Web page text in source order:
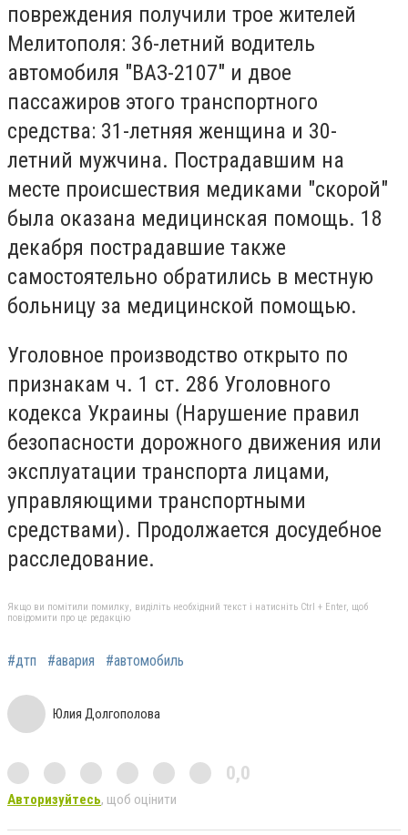
повреждения получили трое жителей
Мелитополя: 36-летний водитель
автомобиля "ВАЗ-2107" и двое
пассажиров этого транспортного
средства: 31-летняя женщина и 30-
летний мужчина. Пострадавшим на
месте происшествия медиками "скорой"
была оказана медицинская помощь. 18
декабря пострадавшие также
самостоятельно обратились в местную
больницу за медицинской помощью.
Уголовное производство открыто по
признакам ч. 1 ст. 286 Уголовного
кодекса Украины (Нарушение правил
безопасности дорожного движения или
эксплуатации транспорта лицами,
управляющими транспортными
средствами). Продолжается досудебное
расследование.
Якщо ви помітили помилку, виділіть необхідний текст і натисніть Ctrl + Enter, щоб
повідомити про це редакцію
#дтп #авария #автомобиль
Юлия Долгополова
0,0
Авторизуйтесь, щоб оцінити